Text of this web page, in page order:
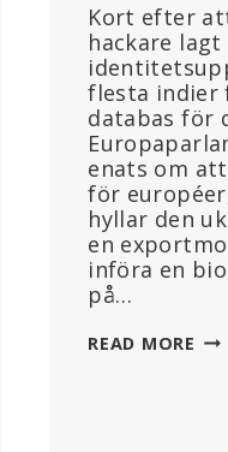
Kort efter
hackare
flesta indier
databas för
enats om
för
hyllar den
en
införa en
på…
READ MORE